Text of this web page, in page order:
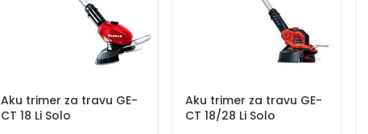
Aku trimer za travu GE-
CT 18 Li Solo
Aku trimer za travu GE-
CT 18/28 Li Solo